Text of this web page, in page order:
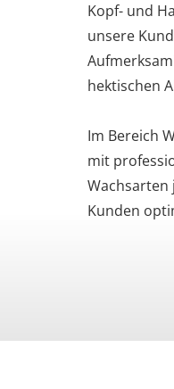
Kopf- und
unsere
hektischen
Im Bereich
mit
Wachsarten
Kunden